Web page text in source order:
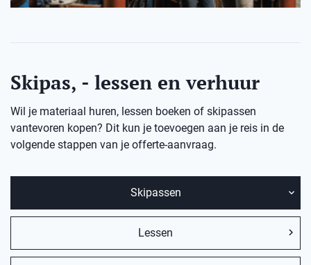
Skipas, - lessen en verhuur
Wil je materiaal huren, lessen boeken of skipassen
vantevoren kopen? Dit kun je toevoegen aan je reis in de
volgende stappen van je offerte-aanvraag.
Skipassen
Lessen